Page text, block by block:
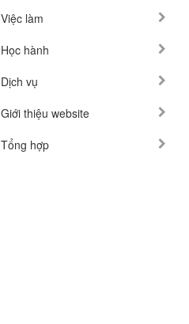
Việc làm
Học hành
Dịch vụ
Giới thiệu website
Tổng hợp